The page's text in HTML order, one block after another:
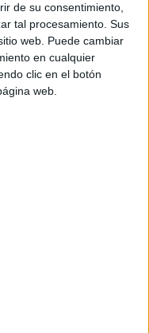
de su consentimiento,
tal procesamiento. Sus
web. Puede cambiar
en cualquier
clic en el botón
web.
solitario lo tenía en
hasta su traslado a
a hacer